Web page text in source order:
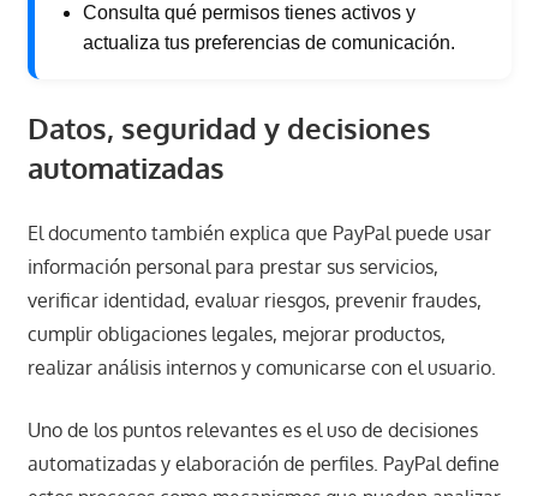
Consulta qué permisos tienes activos y
actualiza tus preferencias de comunicación.
Datos, seguridad y decisiones
automatizadas
El documento también explica que PayPal puede usar
información personal para prestar sus servicios,
verificar identidad, evaluar riesgos, prevenir fraudes,
cumplir obligaciones legales, mejorar productos,
realizar análisis internos y comunicarse con el usuario.
Uno de los puntos relevantes es el uso de decisiones
automatizadas y elaboración de perfiles. PayPal define